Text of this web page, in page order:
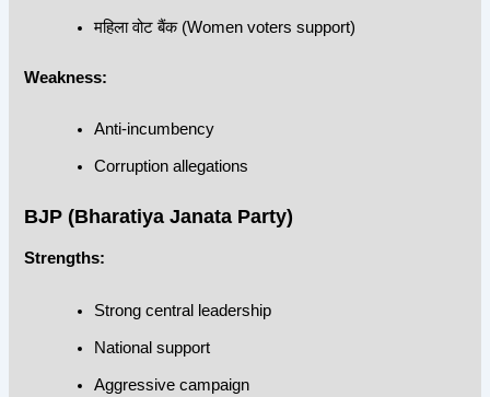
महिला वोट बैंक (Women voters support)
Weakness:
Anti-incumbency
Corruption allegations
BJP (Bharatiya Janata Party)
Strengths:
Strong central leadership
National support
Aggressive campaign